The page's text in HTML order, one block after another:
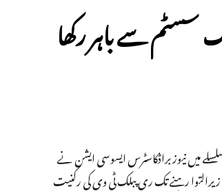
سے باہر رکھا
میں نیوز براڈکاسٹرس ایسوسی ایشن نے
رہنے تک ری پبلک ٹی وی کی رکنیت